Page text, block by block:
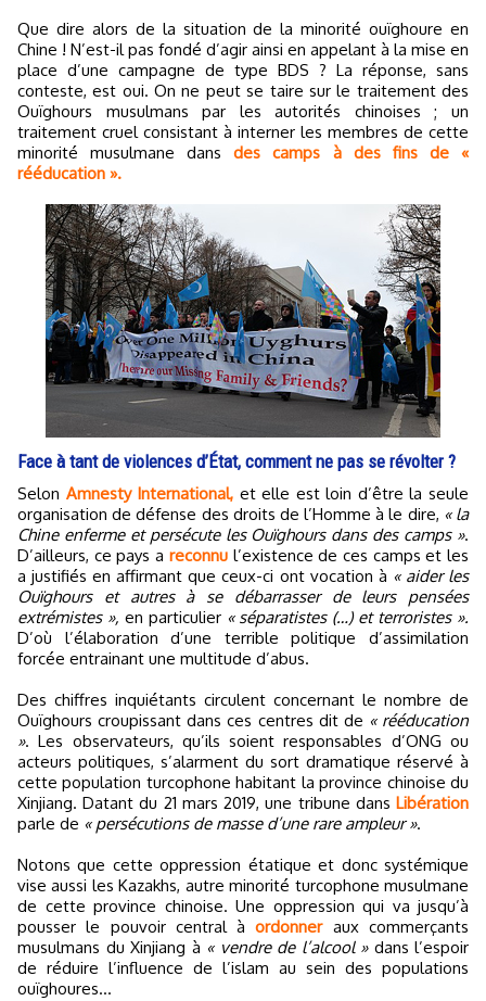
Que dire alors de la situation de la minorité ouïghoure en
Chine ! N’est-il pas fondé d’agir ainsi en appelant à la mise en
place d’une campagne de type BDS ? La réponse, sans
conteste, est oui. On ne peut se taire sur le traitement des
Ouïghours musulmans par les autorités chinoises ; un
traitement cruel consistant à interner les membres de cette
minorité musulmane dansdes camps à des fins de «
rééducation ».
Face à tant de violences d’État, comment ne pas se révolter ?
Selon Amnesty International, et elle est loin d’être la seule
organisation de défense des droits de l’Homme à le dire, « la
Chine enferme et persécute les Ouïghours dans des camps ».
D’ailleurs, ce pays a reconnul’existence de ces camps et les
a justifiés en affirmant que ceux-ci ont vocation à « aider les
Ouïghours et autres à se débarrasser de leurs pensées
extrémistes », en particulier « séparatistes (…) et terroristes ».
D’où l’élaboration d’une terrible politique d’assimilation
forcée entrainant une multitude d’abus.
Des chiffres inquiétants circulent concernant le nombre de
Ouïghours croupissant dans ces centres dit de « rééducation
». Les observateurs, qu’ils soient responsables d’ONG ou
acteurs politiques, s’alarment du sort dramatique réservé à
cette population turcophone habitant la province chinoise du
Xinjiang. Datant du 21 mars 2019, une tribune dans Libération
parle de « persécutions de masse d’une rare ampleur ».
Notons que cette oppression étatique et donc systémique
vise aussi les Kazakhs, autre minorité turcophone musulmane
de cette province chinoise. Une oppression qui va jusqu’à
pousser le pouvoir central àordonneraux commerçants
musulmans du Xinjiang à « vendre de l’alcool »dans l’espoir
de réduire l’influence de l’islam au sein des populations
ouïghoures…